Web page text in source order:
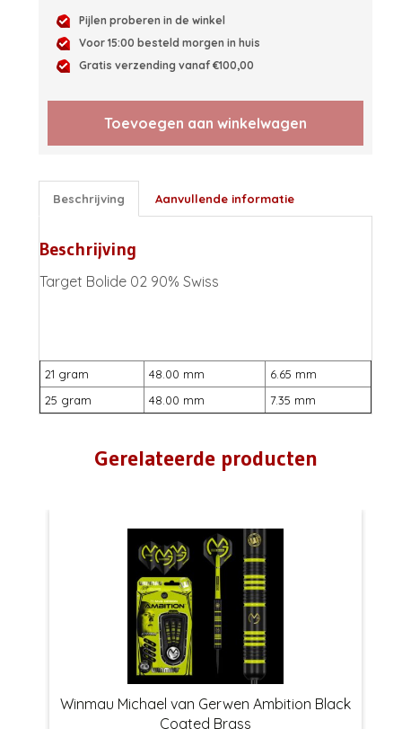
Pijlen proberen in de winkel
Voor 15:00 besteld morgen in huis
Gratis verzending vanaf €100,00
Toevoegen aan winkelwagen
Beschrijving Aanvullende informatie
Beschrijving
Target Bolide 02 90% Swiss
21 gram 48.00 mm
6.65 mm
25 gram
48.00 mm 7.35 mm
Gerelateerde producten
Winmau Michael van Gerwen Ambition Black
Coated Brass